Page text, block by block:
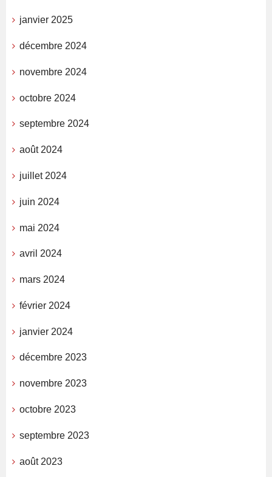
janvier 2025
décembre 2024
novembre 2024
octobre 2024
septembre 2024
août 2024
juillet 2024
juin 2024
mai 2024
avril 2024
mars 2024
février 2024
janvier 2024
décembre 2023
novembre 2023
octobre 2023
septembre 2023
août 2023